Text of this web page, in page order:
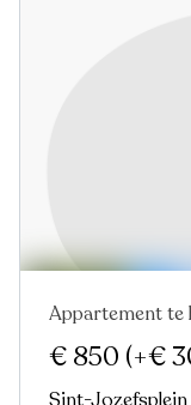
Nieuw
Appartement te
€ 850 (+€